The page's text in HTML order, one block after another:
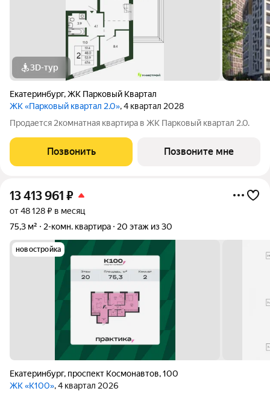
3D-тур
Екатеринбург,ЖК Парковый Квартал
ЖК «Парковый квартал 2.0», 4 квартал 2028
Продается 2комнатная квартира в ЖК Парковый квартал 2.0.
Позвонить Позвоните мне
13 413 961 ₽
от 48 128 ₽ в месяц
75,3 м²
2-комн. квартира 20 этаж из 30
новостройка
Екатеринбург, проспект Космонавтов,100
ЖК «К100», 4 квартал 2026